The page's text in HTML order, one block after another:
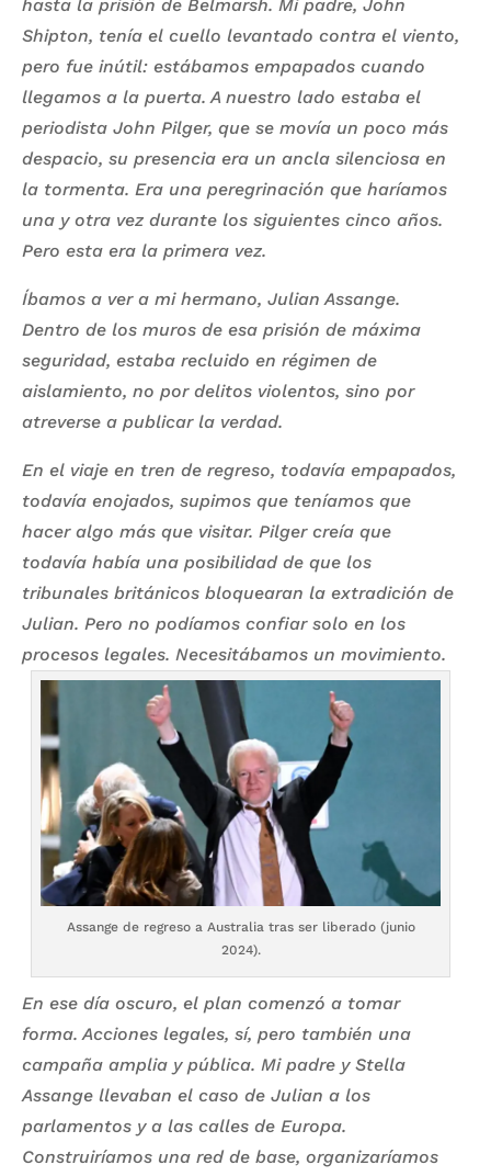
hasta la prisión de Belmarsh. Mi padre, John
Shipton, tenía el cuello levantado contra el viento,
pero fue inútil: estábamos empapados cuando
llegamos a la puerta. A nuestro lado estaba el
periodista John Pilger, que se movía un poco más
despacio, su presencia era un ancla silenciosa en
la tormenta. Era una peregrinación que haríamos
una y otra vez durante los siguientes cinco años.
Pero esta era la primera vez.
Íbamos a ver a mi hermano, Julian Assange.
Dentro de los muros de esa prisión de máxima
seguridad, estaba recluido en régimen de
aislamiento, no por delitos violentos, sino por
atreverse a publicar la verdad.
En el viaje en tren de regreso, todavía empapados,
todavía enojados, supimos que teníamos que
hacer algo más que visitar. Pilger creía que
todavía había una posibilidad de que los
tribunales británicos bloquearan la extradición de
Julian. Pero no podíamos confiar solo en los
procesos legales. Necesitábamos un movimiento.
Assange de regreso a Australia tras ser liberado (junio
2024).
En ese día oscuro, el plan comenzó a tomar
forma. Acciones legales, sí, pero también una
campaña amplia y pública. Mi padre y Stella
Assange llevaban el caso de Julian a los
parlamentos y a las calles de Europa.
Construiríamos una red de base, organizaríamos